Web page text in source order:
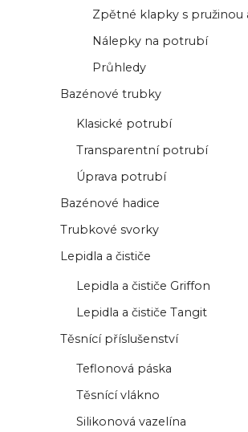
Zpětné klapky s pružinou
Nálepky na potrubí
Průhledy
Bazénové trubky
Klasické potrubí
Transparentní potrubí
Úprava potrubí
Bazénové hadice
Trubkové svorky
Lepidla a čističe
Lepidla a čističe Griffon
Lepidla a čističe Tangit
Těsnící příslušenství
Teflonová páska
Těsnící vlákno
Silikonová vazelína